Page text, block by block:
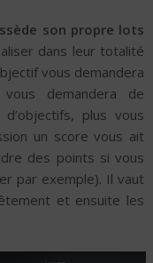
son propre lots
dans leur totalité
vous demandera
vous demandera de
plus vous
un score vous ait
des points si vous
par exemple). Il vaut
et ensuite les